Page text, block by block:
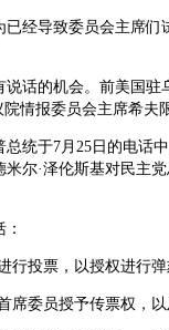
已经导致委员会主席
话的机会。前美国驻
情报委员会主席希夫
统于7月25日的电话
尔·泽伦斯基对民主
行投票，以授权进行弹
席委员授予传票权，